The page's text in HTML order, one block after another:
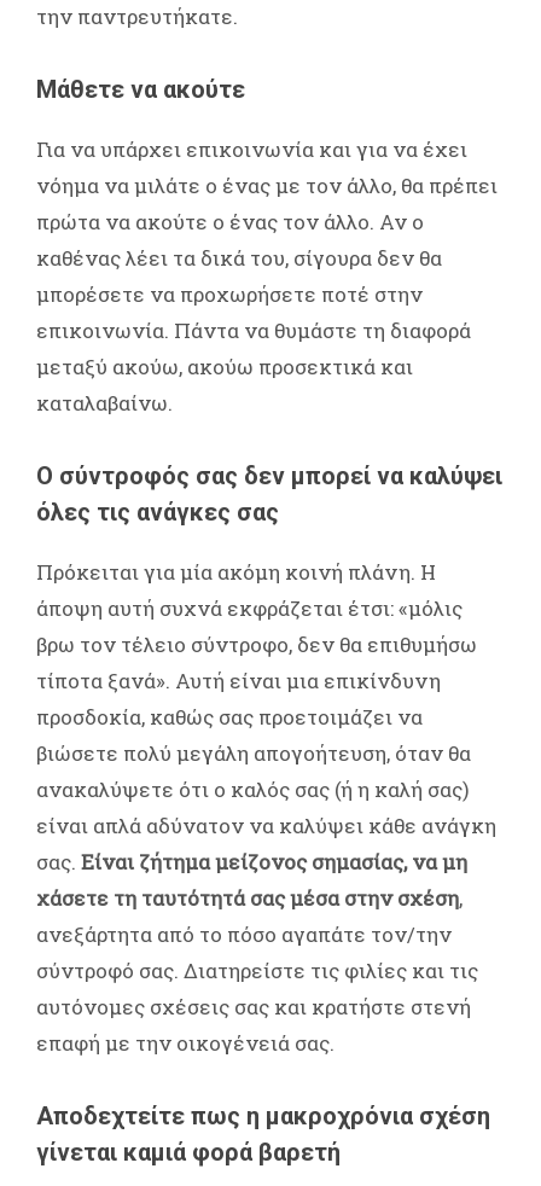
την παντρευτήκατε.
Μάθετε να ακούτε
Για να υπάρχει επικοινωνία και για να έχει
νόημα να μιλάτε ο ένας με τον άλλο, θα πρέπει
πρώτα να ακούτε ο ένας τον άλλο. Αν ο
καθένας λέει τα δικά του, σίγουρα δεν θα
μπορέσετε να προχωρήσετε ποτέ στην
επικοινωνία. Πάντα να θυμάστε τη διαφορά
μεταξύ ακούω, ακούω προσεκτικά και
καταλαβαίνω.
Ο σύντροφός σας δεν μπορεί να καλύψει
όλες τις ανάγκες σας
Πρόκειται για μία ακόμη κοινή πλάνη. Η
άποψη αυτή συχνά εκφράζεται έτσι: «μόλις
βρω τον τέλειο σύντροφο, δεν θα επιθυμήσω
τίποτα ξανά». Αυτή είναι μια επικίνδυνη
προσδοκία, καθώς σας προετοιμάζει να
βιώσετε πολύ μεγάλη απογοήτευση, όταν θα
ανακαλύψετε ότι ο καλός σας (ή η καλή σας)
είναι απλά αδύνατον να καλύψει κάθε ανάγκη
σας. Είναι ζήτημα μείζονος σημασίας, να μη
χάσετε τη ταυτότητά σας μέσα στην σχέση,
ανεξάρτητα από το πόσο αγαπάτε τον/την
σύντροφό σας. Διατηρείστε τις φιλίες και τις
αυτόνομες σχέσεις σας και κρατήστε στενή
επαφή με την οικογένειά σας.
Αποδεχτείτε πως η μακροχρόνια σχέση
γίνεται καμιά φορά βαρετή